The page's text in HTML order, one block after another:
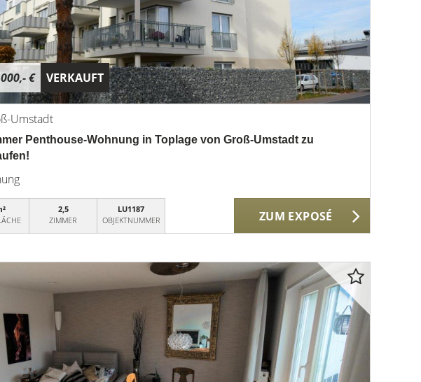
€ VERKAUFT
Umstadt
Penthouse-Wohnung in Toplage von Groß-Umstadt zu
2,5
ZIMMER
LU1187
OBJEKTNUMMER
ZUM EXPOSÉ